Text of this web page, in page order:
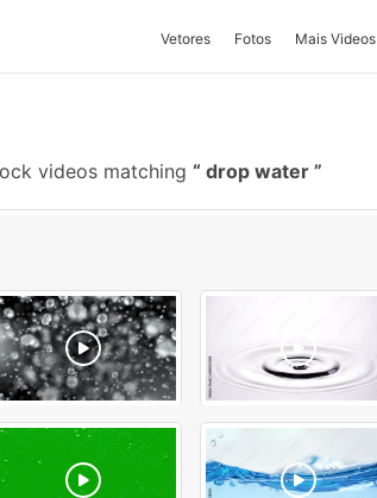
Vetores Fotos Mais Videos
videos matching drop water